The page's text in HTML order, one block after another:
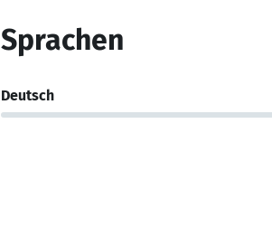
Sprachen
Deutsch